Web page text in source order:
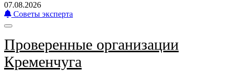
07.08.2026
Советы эксперта
Проверенные организации
Кременчуга